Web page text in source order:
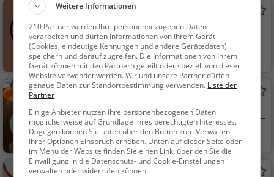
Vegetarisch, Thailänd
isch, Curry
Dippers Perg
Bistro in Perg
Perg, Österreich
Curry, Gesunde K
üche, International, Ö
sterreichisch, Tex-Me
Riva Kebab und Pizza
Restaurant in Perg
Perg, Österreich
Restaurant, Aben
dessen, Mittagessen
Wirt in Pasching
Weitere Informationen
210 Partner werden Ihre personenbezogenen Daten
verarbeiten und dürfen Informationen von Ihrem Gerät
(Cookies, eindeutige Kennungen und andere Gerätedaten)
speichern und darauf zugreifen. Die Informationen von Ihrem
Gerät können mit den Partnern geteilt oder speziell von dieser
Website verwendet werden. Wir und unsere Partner dürfen
genaue Daten zur Standortbestimmung verwenden. Liste der
Partner
Einige Anbieter nutzen Ihre personenbezogenen Daten
möglicherweise auf Grundlage ihres berechtigten Interesses.
Dagegen können Sie unten über den Button zum Verwalten
Ihrer Optionen Einspruch erheben. Unten auf dieser Seite oder
im Menü der Website finden Sie einen Link, über den Sie die
Einwilligung in die Datenschutz- und Cookie-Einstellungen
verwalten oder widerrufen können.